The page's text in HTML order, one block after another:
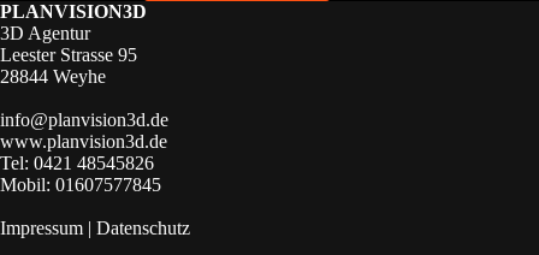
PLANVISION3D
3D Agentur
Leester Strasse 95
28844 Weyhe
info@planvision3d.de
www.planvision3d.de
Tel: 0421 48545826
Mobil: 01607577845
Impressum | Datenschutz